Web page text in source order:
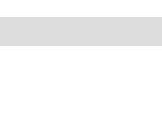
250ml